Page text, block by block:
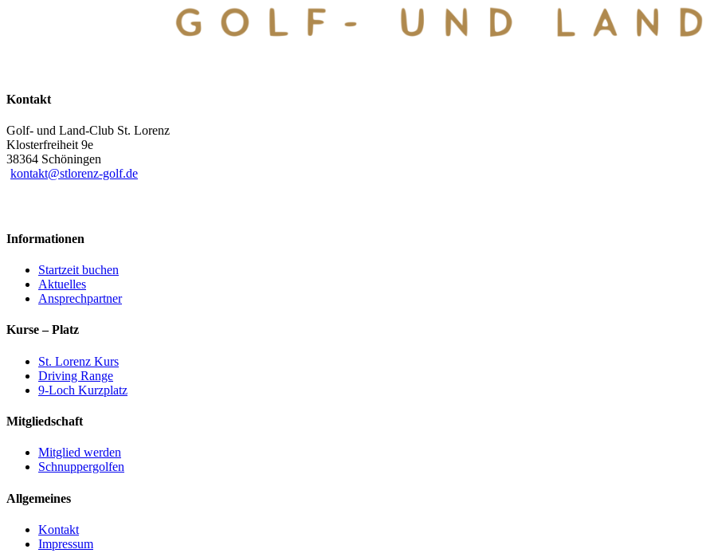
Kontakt
Golf- und Land-Club St. Lorenz
Klosterfreiheit 9e
38364 Schöningen
kontakt@stlorenz-golf.de
Informationen
Startzeit buchen
Aktuelles
Ansprechpartner
Kurse – Platz
St. Lorenz Kurs
Driving Range
9-Loch Kurzplatz
Mitgliedschaft
Mitglied werden
Schnuppergolfen
Allgemeines
Kontakt
Impressum